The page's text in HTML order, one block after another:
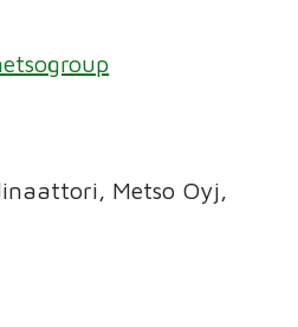
Metso Oyj,